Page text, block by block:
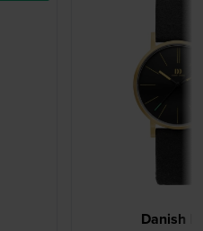
Danish